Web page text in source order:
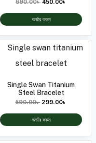
690.00৳ 450.00৳
অর্ডার করুন
Single Swan Titanium
Steel Bracelet
590.00৳ 299.00৳
অর্ডার করুন